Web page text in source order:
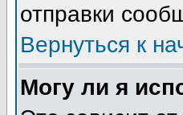
отправки
Вернуться к
Могу ли я